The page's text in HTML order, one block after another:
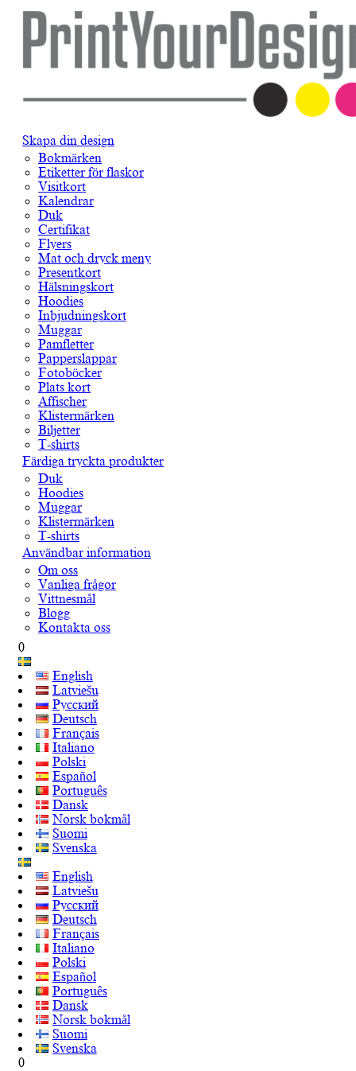
Skapa din design
Bokmärken
Etiketter för flaskor
Visitkort
Kalendrar
Duk
Certifikat
Flyers
Mat och dryck meny
Presentkort
Hälsningskort
Hoodies
Inbjudningskort
Muggar
Pamfletter
Papperslappar
Fotoböcker
Plats kort
Affischer
Klistermärken
Biljetter
T-shirts
Färdiga tryckta produkter
Duk
Hoodies
Muggar
Klistermärken
T-shirts
Användbar information
Om oss
Vanliga frågor
Vittnesmål
Blogg
Kontakta oss
0
English
Latviešu
Русский
Deutsch
Français
Italiano
Polski
Español
Português
Dansk
Norsk bokmål
Suomi
Svenska
English
Latviešu
Русский
Deutsch
Français
Italiano
Polski
Español
Português
Dansk
Norsk bokmål
Suomi
Svenska
0